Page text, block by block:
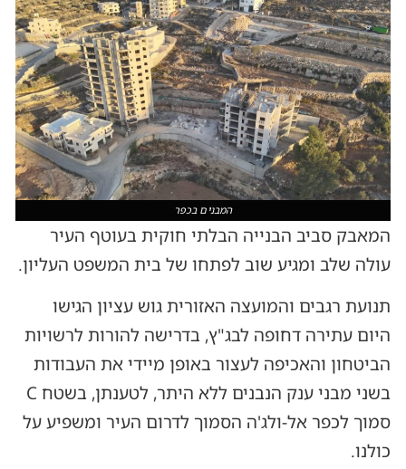
המבנים בכפר
המאבק סביב הבנייה הבלתי חוקית בעוטף העיר
עולה שלב ומגיע שוב לפתחו של בית המשפט העליון.
תנועת רגבים והמועצה האזורית גוש עציון הגישו
היום עתירה דחופה לבג"ץ, בדרישה להורות לרשויות
הביטחון והאכיפה לעצור באופן מיידי את העבודות
בשני מבני ענק הנבנים ללא היתר, לטענתן, בשטח C
סמוך לכפר אל-ולג'ה הסמוך לדרום העיר ומשפיע על
כולנו.